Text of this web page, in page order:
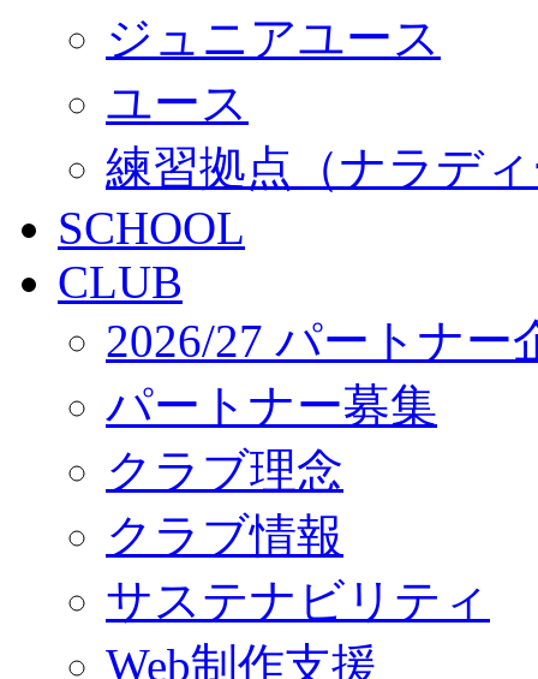
ジュニアユース
ユース
練習拠点（ナラデ
SCHOOL
CLUB
2026/27 パートナー
パートナー募集
クラブ理念
クラブ情報
サステナビリティ
Web制作支援